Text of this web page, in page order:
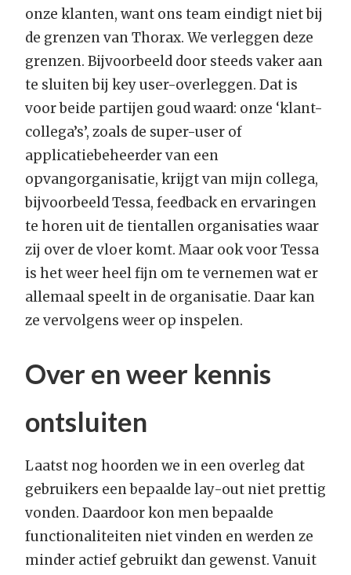
onze klanten, want ons team eindigt niet bij
de grenzen van Thorax. We verleggen deze
grenzen. Bijvoorbeeld door steeds vaker aan
te sluiten bij key user-overleggen. Dat is
voor beide partijen goud waard: onze ‘klant-
collega’s’, zoals de super-user of
applicatiebeheerder van een
opvangorganisatie, krijgt van mijn collega,
bijvoorbeeld Tessa, feedback en ervaringen
te horen uit de tientallen organisaties waar
zij over de vloer komt. Maar ook voor Tessa
is het weer heel fijn om te vernemen wat er
allemaal speelt in de organisatie. Daar kan
ze vervolgens weer op inspelen.
Over en weer kennis
ontsluiten
Laatst nog hoorden we in een overleg dat
gebruikers een bepaalde lay-out niet prettig
vonden. Daardoor kon men bepaalde
functionaliteiten niet vinden en werden ze
minder actief gebruikt dan gewenst. Vanuit